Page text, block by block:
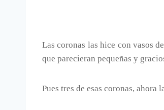
Las coronas las hice con vasos
que parecieran pequeñas y
Pues tres de esas coronas,